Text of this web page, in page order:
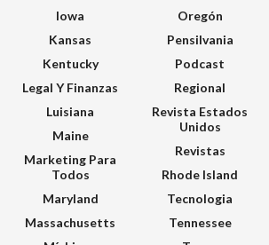
Iowa
Kansas
Kentucky
Legal Y Finanzas
Luisiana
Maine
Marketing Para
Todos
Maryland
Massachusetts
Oregón
Pensilvania
Podcast
Regional
Revista Estados
Unidos
Revistas
Rhode Island
Tecnologia
Tennessee